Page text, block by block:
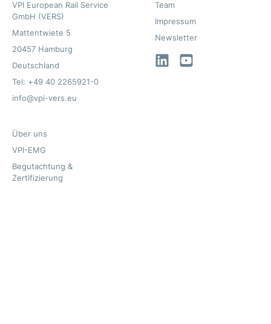
VPI European Rail Service
GmbH (VERS)
Mattentwiete 5
20457 Hamburg
Deutschland
Tel: +49 40 2265921-0
info@vpi-vers.eu
Team
Impressum
Newsletter
LinkedInYouTube
Über uns
VPI-EMG
Begutachtung &
Zertifizierung